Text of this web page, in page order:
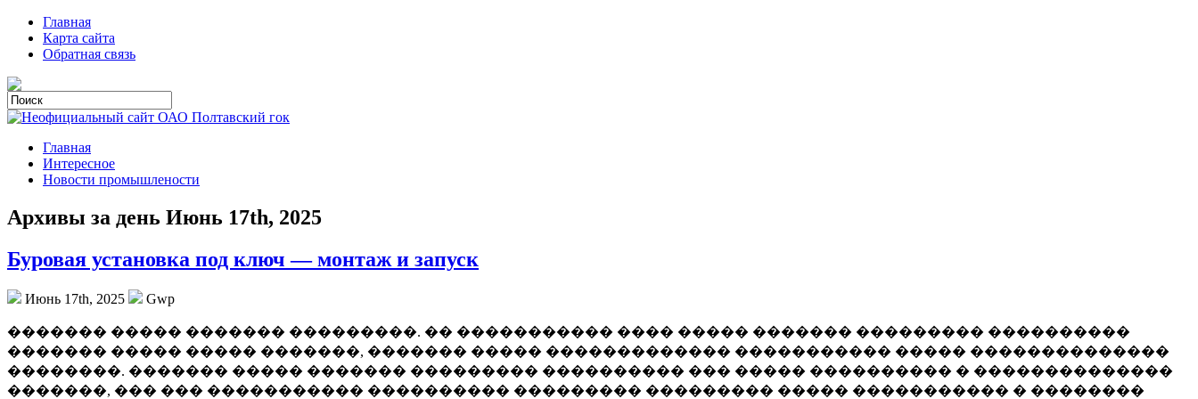
Главная
Карта сайта
Обратная связь
Главная
Интересное
Новости промышлености
Архивы за день Июнь 17th, 2025
Буровая установка под ключ — монтаж и запуск
Июнь 17th, 2025 Gwp
������� ����� ������� ���������. �� ����������� ���� ����� ������� ��������� ����������
������� ����� ����� �������, ������� ����� ������������� ����������� ����� ��������������
��������. ������� ����� ������� ��������� ���������� ��� ����� ���������� � ��������������
�������, ��� ��� ����������� ���������� ��������� ��������� ����� ����������� � ��������